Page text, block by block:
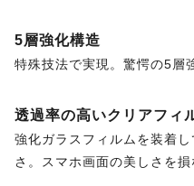
5層強化構造
特殊技法で実現。驚愕の5層
透過率の高いクリアフィ
強化ガラスフィルムを装着
さ。スマホ画面の美しさを